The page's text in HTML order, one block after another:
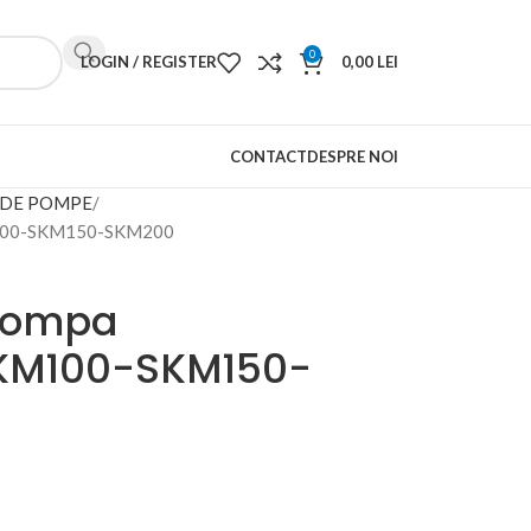
LOGIN / REGISTER 0 0,00 LEI
CONTACTDESPRE NOI
POMPE
SKM150-SKM200
SKM150-